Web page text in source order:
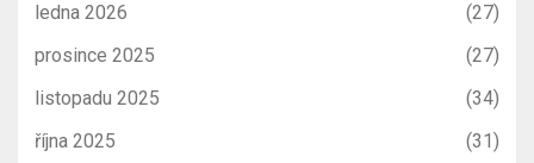
ledna 2026
(27)
prosince 2025
(27)
listopadu 2025
(34)
října 2025
(31)